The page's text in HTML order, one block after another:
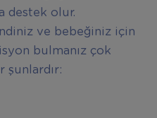
destek olur.
ve bebeğiniz için
bulmanız çok
şunlardır: